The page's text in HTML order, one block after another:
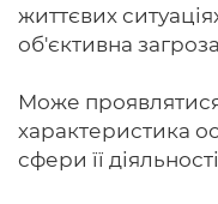
життєвих
об'єктивна
Може проявлятися
характеристика
сфери її